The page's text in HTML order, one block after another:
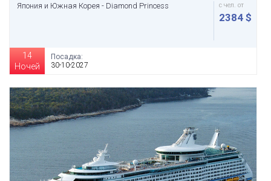
Япония и Южная Корея - Diamond Princess с чел. от
2384 $
14
Ночей
Посадка:
30-10-2027